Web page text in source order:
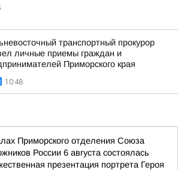
транспортный прокурор
личные приемы граждан и
Приморского края
10:48
Приморского отделения Союза
России 6 августа состоялась
презентация портрета Героя